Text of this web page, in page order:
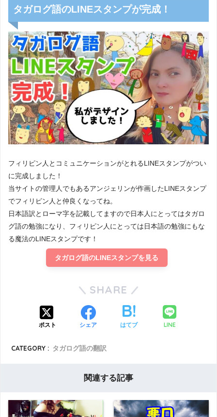
タガログ語のLINEスタンプが完成！
フィリピン人とコミュニケーションがとれるLINEスタンプがつい
に完成しました！
当サイトの管理人でもあるアンジェリンが作画したLINEスタンプ
でフィリピン人と仲良くなってね。
日本語訳とローマ字を記載してますので日本人にとってはタガロ
グ語の勉強になり、フィリピン人にとっては日本語の勉強にもな
る魔法のLINEスタンプです！
タガログ語のLINEスタンプを見る
SHARE
ポスト シェア はてブ LINE
CATEGORY : タガログ語の翻訳
関連する記事